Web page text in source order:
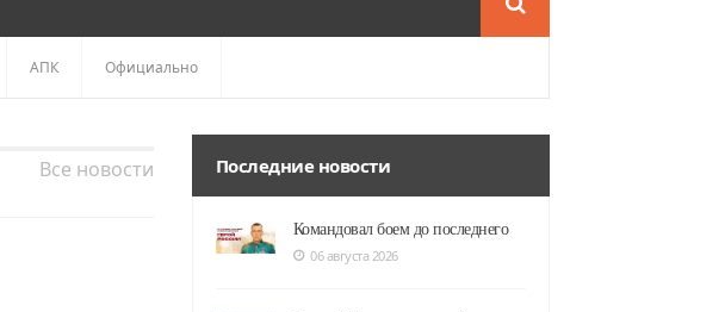
АПК Официально
Все новости Последние новости
Командовал боем до последнего
06 августа 2026